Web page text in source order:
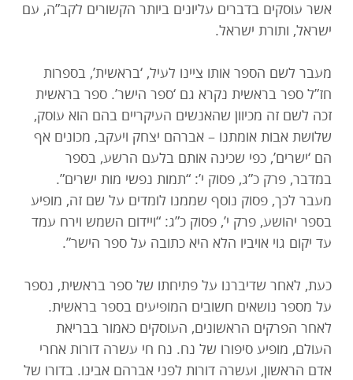
אשר עוסקים בדברים עליונים ביותר הקשורים לקב”ה, עם
ישראל, ותורת ישראל.
מעבר לשם הספר אותו ציינו לעיל, ‘בראשית’, בספרות
חז”ל ספר בראשית נקרא גם ‘ספר הישר’. ספר בראשית
זכה לשם זה מכיוון שהאנשים העיקריים בהם הוא עוסק,
שלושת אבות אומתנו – אברהם יצחק ויעקב, מכונים אף
הם ‘ישרים’, כפי שכינה אותם בלעם הרשע, בספר
במדבר, פרק כ”ג, פסוק י’: “תמות נפשי מות ישרים”.
מעבר לכך, פסוק נוסף שממנו לומדים על שם זה, מופיע
בספר יהושע, פרק י’, פסוק כ”ג: “ויידום השמש וירח עמד
עד יקום גוי אויביו הלא היא כתובה על ספר הישר”.
כעת, לאחר שדיברנו על פתיחתו של ספר בראשית, נספר
על מספר נושאים חשובים המופיעים בספר בראשית.
לאחר הפרקים הראשונים, העוסקים כאמור בבריאת
העולם, מופיע סיפורו של נח. נח חי עשרה דורות אחרי
אדם הראשון, ועשרה דורות לפני אברהם אבינו. בדורו של